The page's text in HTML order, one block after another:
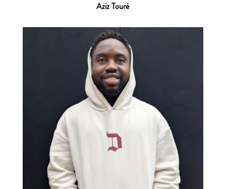
Aziz Touré